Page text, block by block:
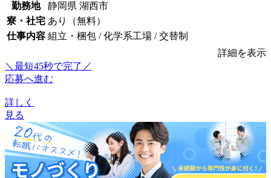
勤務地
静岡県 湖西市
寮・社宅 あり（無料）
仕事内容 組立・梱包 / 化学系工場 / 交替制
詳細を表示
＼最短45秒で完了／
応募へ進む
詳しく
見る